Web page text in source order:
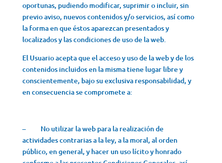
oportunas, pudiendo modificar, suprimir o incluir, sin
previo aviso, nuevos contenidos y/o servicios, así como
la forma en que éstos aparezcan presentados y
localizados y las condiciones de uso de la web.
El Usuario acepta que el acceso y uso de la web y de los
contenidos incluidos en la misma tiene lugar libre y
conscientemente, bajo su exclusiva responsabilidad, y
en consecuencia se compromete a:
– No utilizar la web para la realización de
actividades contrarias a la ley, a la moral, al orden
público, en general, y hacer un uso lícito y honrado